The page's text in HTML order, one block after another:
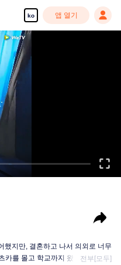
ko 앱 열기
없이 즐기세요
했지만, 결혼하고 나서 의외로 너무
카를 몰고 학교까지 왔고, 그녀를
전부[모두]